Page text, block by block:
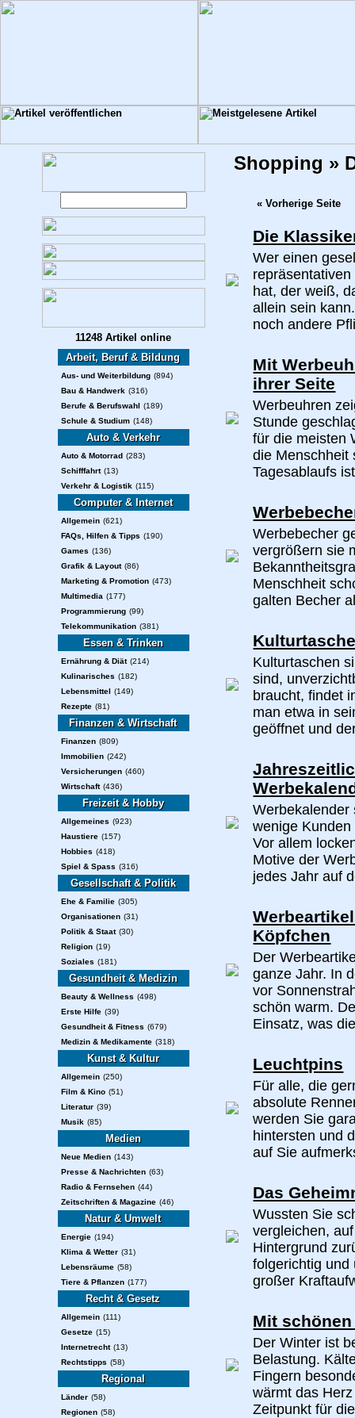
11248 Artikel online
Arbeit, Beruf & Bildung
Aus- und Weiterbildung (894)
Bau & Handwerk (316)
Berufe & Berufswahl (189)
Schule & Studium (148)
Auto & Verkehr
Auto & Motorrad (283)
Schifffahrt (13)
Verkehr & Logistik (115)
Computer & Internet
Allgemein (621)
FAQs, Hilfen & Tipps (190)
Games (136)
Grafik & Layout (86)
Marketing & Promotion (473)
Multimedia (177)
Programmierung (99)
Telekommunikation (381)
Essen & Trinken
Ernährung & Diät (214)
Kulinarisches (182)
Lebensmittel (149)
Rezepte (81)
Finanzen & Wirtschaft
Finanzen (809)
Immobilien (242)
Versicherungen (460)
Wirtschaft (436)
Freizeit & Hobby
Allgemeines (923)
Haustiere (157)
Hobbies (418)
Spiel & Spass (316)
Gesellschaft & Politik
Ehe & Familie (305)
Organisationen (31)
Politik & Staat (30)
Religion (19)
Soziales (181)
Gesundheit & Medizin
Beauty & Wellness (498)
Erste Hilfe (39)
Gesundheit & Fitness (679)
Medizin & Medikamente (318)
Kunst & Kultur
Allgemein (250)
Film & Kino (51)
Literatur (39)
Musik (85)
Medien
Neue Medien (143)
Presse & Nachrichten (63)
Radio & Fernsehen (44)
Zeitschriften & Magazine (46)
Natur & Umwelt
Energie (194)
Klima & Wetter (31)
Lebensräume (58)
Tiere & Pflanzen (177)
Recht & Gesetz
Allgemein (111)
Gesetze (15)
Internetrecht (13)
Rechtstipps (58)
Regional
Länder (58)
Regionen (58)
Shopping »
« Vorherige Seite
Die
Wer einen
hat, der weiß,
allein sein
noch andere
Mit
ihrer Seite
Werbeuhren
Stunde
für die meisten
die Menschheit
Tagesablaufs
Werbebecher
vergrößern sie
Menschheit
galten Becher
Kulturtaschen
sind,
braucht, findet
man etwa in
geöffnet und
Werbekalender
wenige
Vor allem
Motive der
jedes Jahr auf
Köpfchen
Der
ganze Jahr. In
vor
schön warm.
Einsatz, was
Leuchtpins
Für alle, die
absolute
werden Sie
hintersten und
auf Sie
Das
Wussten Sie
vergleichen,
Hintergrund
folgerichtig und
großer
Mit
Der Winter ist
Belastung.
Fingern
wärmt das
Zeitpunkt für